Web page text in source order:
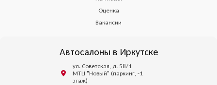
Оценка
Вакансии
Автосалоны в Иркутске
ул. Советская, д. 58/1
МТЦ "Новый" (паркинг, -1
этаж)